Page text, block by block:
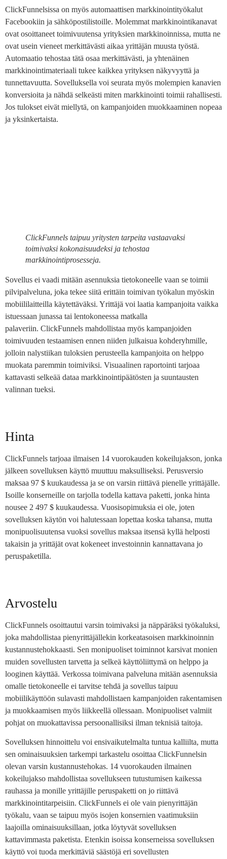
ClickFunnelsissa on myös automaattisen markkinointityökalut
Facebookiin ja sähköpostilistoille. Molemmat markkinointikanavat
ovat osoittaneet toimivuutensa yrityksien markkinoinnissa, mutta ne
ovat usein vieneet merkittävästi aikaa yrittäjän muusta työstä.
Automaatio tehostaa tätä osaa merkittävästi, ja yhtenäinen
markkinointimateriaali tukee kaikkea yrityksen näkyvyyttä ja
tunnettavuutta. Sovelluksella voi seurata myös molempien kanavien
konversioita ja nähdä selkeästi miten markkinointi toimii rahallisesti.
Jos tulokset eivät miellytä, on kampanjoiden muokkaaminen nopeaa
ja yksinkertaista.
ClickFunnels taipuu yritysten tarpeita vastaavaksi
toimivaksi kokonaisuudeksi ja tehostaa
markkinointiprosesseja.
Sovellus ei vaadi mitään asennuksia tietokoneelle vaan se toimii
pilvipalveluna, joka tekee siitä erittäin toimivan työkalun myöskin
mobiililaitteilla käytettäväksi. Yrittäjä voi laatia kampanjoita vaikka
istuessaan junassa tai lentokoneessa matkalla
palaveriin. ClickFunnels mahdollistaa myös kampanjoiden
toimivuuden testaamisen ennen niiden julkaisua kohderyhmille,
jolloin nalystiikan tuloksien perusteella kampanjoita on helppo
muokata paremmin toimiviksi. Visuaalinen raportointi tarjoaa
kattavasti selkeää dataa markkinointipäätösten ja suuntausten
valinnan tueksi.
Hinta
ClickFunnels tarjoaa ilmaisen 14 vuorokauden kokeilujakson, jonka
jälkeen sovelluksen käyttö muuttuu maksulliseksi. Perusversio
maksaa 97 $ kuukaudessa ja se on varsin riittävä pienelle yrittäjälle.
Isoille konserneille on tarjolla todella kattava paketti, jonka hinta
nousee 2 497 $ kuukaudessa. Vuosisopimuksia ei ole, joten
sovelluksen käytön voi halutessaan lopettaa koska tahansa, mutta
monipuolisuutensa vuoksi sovellus maksaa itsensä kyllä helposti
takaisin ja yrittäjät ovat kokeneet investoinnin kannattavana jo
peruspaketilla.
Arvostelu
ClickFunnels osoittautui varsin toimivaksi ja näppäräksi työkaluksi,
joka mahdollistaa pienyrittäjällekin korkeatasoisen markkinoinnin
kustannustehokkaasti. Sen monipuoliset toiminnot karsivat monien
muiden sovellusten tarvetta ja selkeä käyttöliittymä on helppo ja
looginen käyttää. Verkossa toimivana palveluna mitään asennuksia
omalle tietokoneelle ei tarvitse tehdä ja sovellus taipuu
mobiilikäyttöön sulavasti mahdollistaen kampanjoiden rakentamisen
ja muokkaamisen myös liikkeellä ollessaan. Monipuoliset valmiit
pohjat on muokattavissa persoonallisiksi ilman teknisiä taitoja.
Sovelluksen hinnoittelu voi ensivaikutelmalta tuntua kalliilta, mutta
sen ominaisuuksien tarkempi tarkastelu osoittaa ClickFunnelsin
olevan varsin kustannustehokas. 14 vuorokauden ilmainen
kokeilujakso mahdollistaa sovellukseen tutustumisen kaikessa
rauhassa ja monille yrittäjille peruspaketti on jo riittävä
markkinointitarpeisiin. ClickFunnels ei ole vain pienyrittäjän
työkalu, vaan se taipuu myös isojen konsernien vaatimuksiin
laajoilla ominaisuuksillaan, jotka löytyvät sovelluksen
kattavimmasta paketista. Etenkin isoissa konserneissa sovelluksen
käyttö voi tuoda merkittäviä säästöjä eri sovellusten